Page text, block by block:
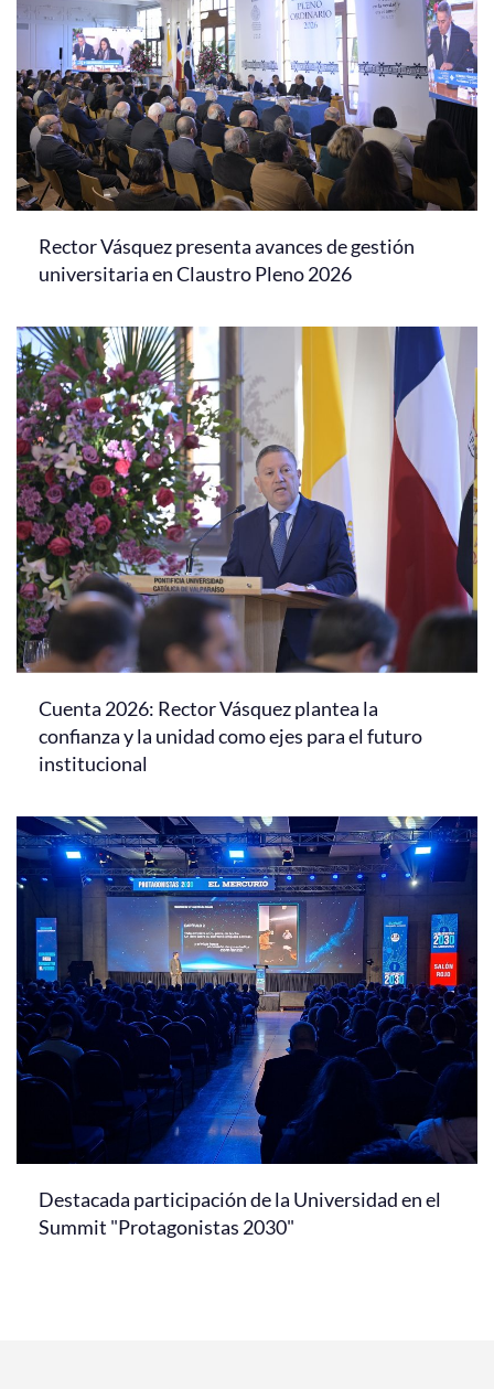
Rector Vásquez presenta avances de gestión
universitaria en Claustro Pleno 2026
Cuenta 2026: Rector Vásquez plantea la
confianza y la unidad como ejes para el futuro
institucional
Destacada participación de la Universidad en el
Summit "Protagonistas 2030"